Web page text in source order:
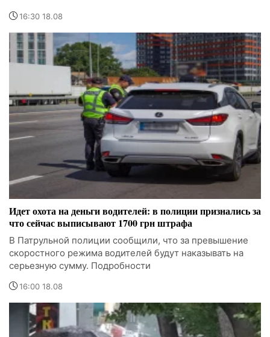
16:30 18.08
Идет охота на деньги водителей: в полиции признались за
что сейчас выписывают 1700 грн штрафа
В Патрульной полиции сообщили, что за превышение
скоростного режима водителей будут наказывать на
серьезную сумму. Подробности
16:00 18.08